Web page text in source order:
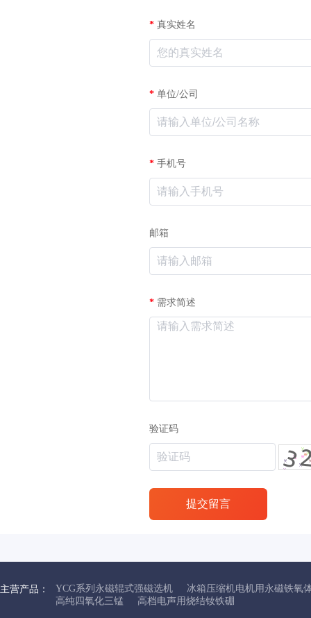
* 真实姓名
* 单位/公司
* 手机号
邮箱
* 需求简述
验证码
提交留言
主营产品： YCG系列永磁辊式强磁选机
冰箱压缩机电机用永磁铁氧
高纯四氧化三锰
高档电声用烧结钕铁硼